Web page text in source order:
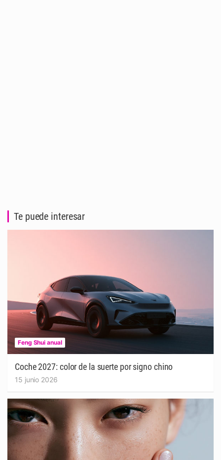
Te puede interesar
Feng Shui anual
Coche 2027: color de la suerte por signo chino
15 junio 2026